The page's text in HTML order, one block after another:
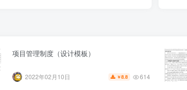
项目管理制度（设计模板）
2022年02月10日 ￥8.8 614